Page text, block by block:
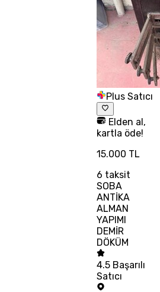
Plus Satıcı
Elden al,
kartla öde!
15.000 TL
6 taksit
SOBA
ANTİKA
ALMAN
YAPIMI
DEMİR
DÖKÜM
4.5 Başarılı
Satıcı